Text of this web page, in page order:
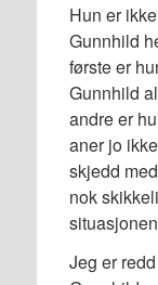
Hun er
Gunnhild
første er
Gunnhild
andre er
aner jo
skjedd
nok
Jeg er